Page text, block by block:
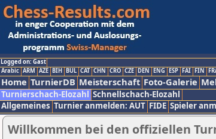
Logged on: Gast
Arabic ARM AZE BIH BUL CAT CHN CRO CZE DEN ENG ESP FAI FIN
Home TurnierDB Meisterschaft Foto-Galerie
Turnierschach-Elozahl Schnellschach-Elozahl
Allgemeines Turnier anmelden: AUT FIDE Spieler
Willkommen bei den offiziellen